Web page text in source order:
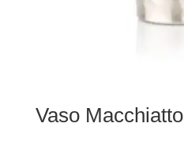
Vaso Macchiatto